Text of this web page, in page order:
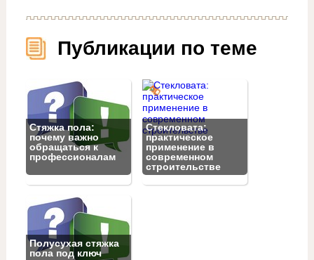
Публикации по теме
Стяжка пола:
почему важно
обращаться к
профессионалам
Стекловата:
практическое
применение в
современном
строительстве
Полусухая стяжка
пола под ключ